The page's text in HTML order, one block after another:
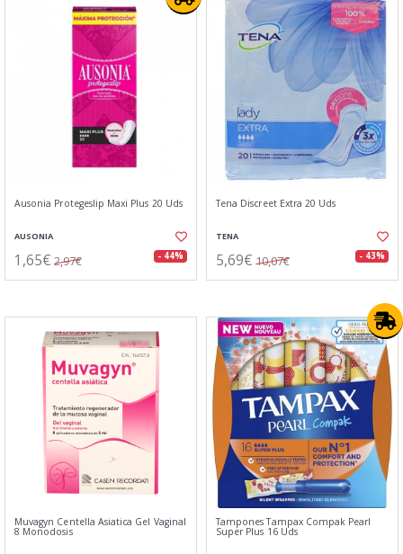
Ausonia Protegeslip Maxi Plus 20 Uds
AUSONIA
1,65€ 2,97€ - 44%
Tena Discreet Extra 20 Uds
TENA
5,69€ 10,07€ - 43%
Muvagyn Centella Asiatica Gel Vaginal
8 Monodosis
Tampones Tampax Compak Pearl
Super Plus 16 Uds